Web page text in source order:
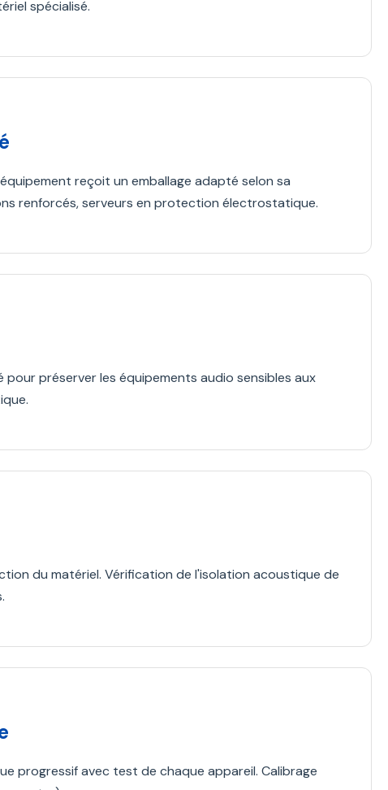
spécialisé.
reçoit un emballage adapté selon sa
renforcés, serveurs en protection électrostatique.
préserver les équipements audio sensibles aux
du matériel. Vérification de l'isolation acoustique de
progressif avec test de chaque appareil. Calibrage